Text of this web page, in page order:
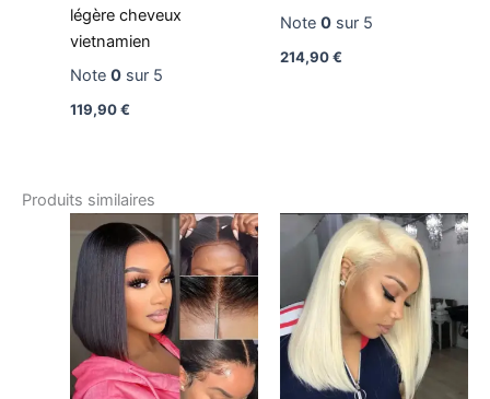
légère cheveux
vietnamien
Note 0sur 5
119,90€
Note 0sur 5
214,90€
Produits similaires